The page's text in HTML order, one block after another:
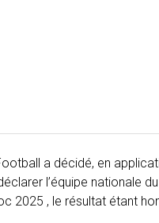
a décidé, en
l’équipe nationale
2025 , le résultat étant